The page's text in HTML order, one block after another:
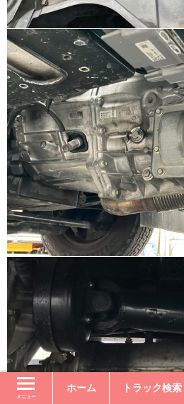
メニュー
ホーム トラック検索